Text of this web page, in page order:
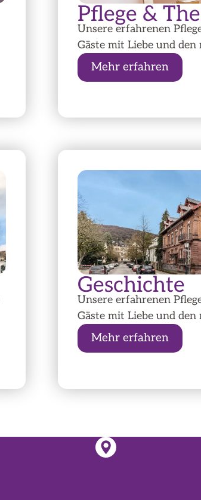
Pflege &
Unsere erfahrenen
Gäste mit Liebe und
Mehr erfahren
Geschichte
Unsere erfahrenen
Gäste mit Liebe und
Mehr erfahren